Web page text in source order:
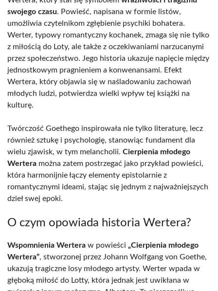
swojego czasu. Powieść, napisana w formie listów,
umożliwia czytelnikom zgłębienie psychiki bohatera.
Werter, typowy romantyczny kochanek, zmaga się nie tylko
z miłością do Loty, ale także z oczekiwaniami narzucanymi
przez społeczeństwo. Jego historia ukazuje napięcie między
jednostkowym pragnieniem a konwenansami. Efekt
Wertera, który objawia się w naśladowaniu zachowań
młodych ludzi, potwierdza wielki wpływ tej książki na
kulturę.
Twórczość Goethego inspirowała nie tylko literaturę, lecz
również sztukę i psychologię, stanowiąc fundament dla
wielu zjawisk, w tym melancholii. Cierpienia młodego
Wertera można zatem postrzegać jako przykład powieści,
która harmonijnie łączy elementy epistolarnie z
romantycznymi ideami, stając się jednym z najważniejszych
dzieł swej epoki.
O czym opowiada historia Wertera?
Wspomnienia Wertera w powieści „Cierpienia młodego
Wertera”, stworzonej przez Johann Wolfgang von Goethe,
ukazują tragiczne losy młodego artysty. Werter wpada w
głęboką miłość do Lotty, która jednak jest uwikłana w